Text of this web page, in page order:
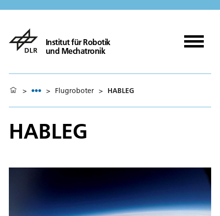
Institut für Robotik
und Mechatronik
> > Flugroboter > HABLEG
HABLEG